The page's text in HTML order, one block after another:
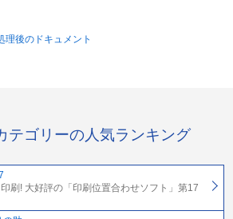
理後のドキュメント
テゴリーの人気ランキング
刷! 大好評の「印刷位置合わせソフト」第17